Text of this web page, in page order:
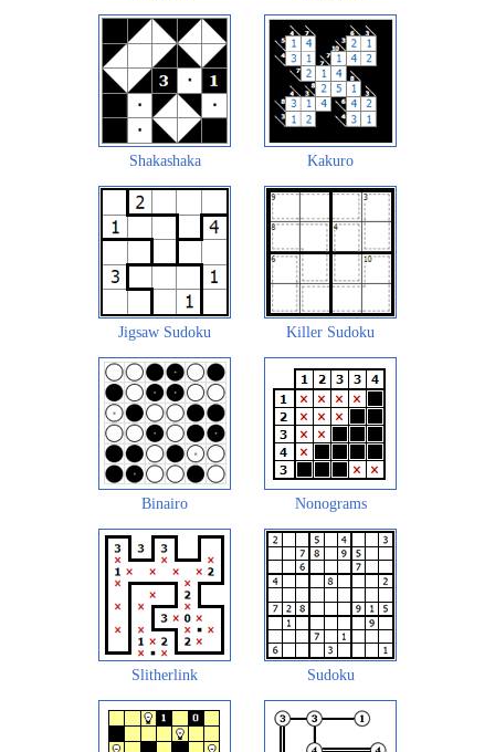
Shakashaka Kakuro
Jigsaw Sudoku Killer Sudoku
Binairo Nonograms
Slitherlink Sudoku